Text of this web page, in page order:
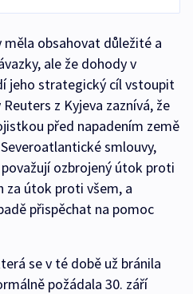
měla obsahovat důležité a
ale že dohody v
jeho strategický cíl vstoupit
z Kyjeva zaznívá, že
před napadením země
smlouvy,
ozbrojený útok proti
za útok proti všem, a
přispěchat na pomoc
se v té době už bránila
požádala 30. září